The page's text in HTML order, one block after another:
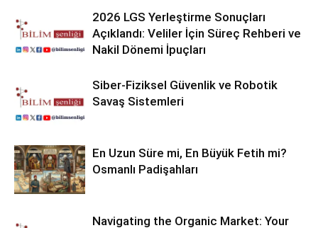
2026 LGS Yerleştirme Sonuçları
Açıklandı: Veliler İçin Süreç Rehberi ve
Nakil Dönemi İpuçları
Siber-Fiziksel Güvenlik ve Robotik
Savaş Sistemleri
En Uzun Süre mi, En Büyük Fetih mi?
Osmanlı Padişahları
Navigating the Organic Market: Your